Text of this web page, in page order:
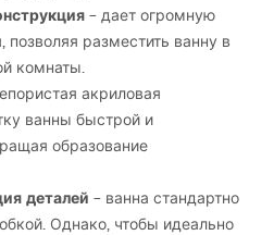
– дает огромную
позволяя разместить ванну в
комнаты.
акриловая
ванны быстрой и
образование
деталей – ванна стандартно
Однако, чтобы идеально